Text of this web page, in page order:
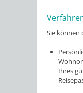
Sie können
Ihres